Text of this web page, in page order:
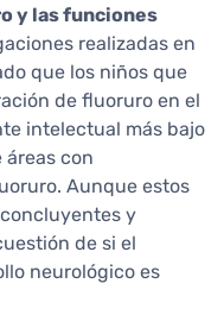
y las funciones
realizadas en
que los niños que
de fluoruro en el
intelectual más bajo
áreas con
Aunque estos
y
de si el
neurológico es